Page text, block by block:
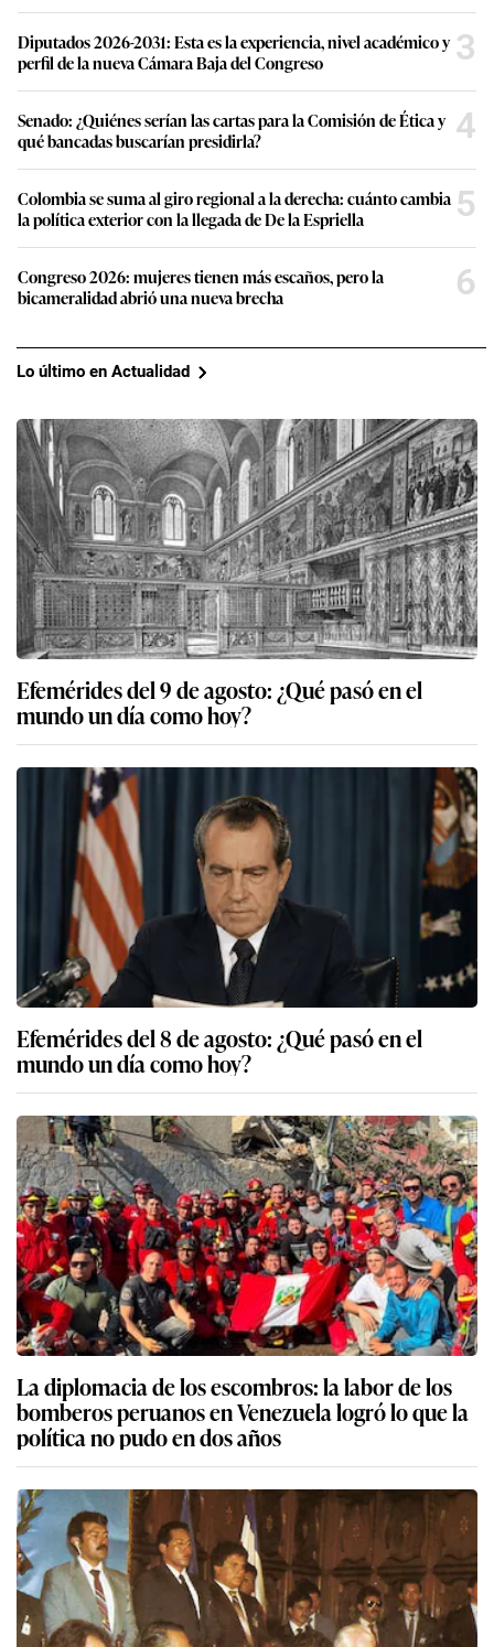
Diputados 2026-2031: Esta es la experiencia, nivel académico y
perfil de la nueva Cámara Baja del Congreso
3
Senado: ¿Quiénes serían las cartas para la Comisión de Ética y
qué bancadas buscarían presidirla?
4
Colombia se suma al giro regional a la derecha: cuánto cambia
la política exterior con la llegada de De la Espriella
5
Congreso 2026: mujeres tienen más escaños, pero la
bicameralidad abrió una nueva brecha
6
Lo último en Actualidad
Efemérides del 9 de agosto: ¿Qué pasó en el
mundo un día como hoy?
Efemérides del 8 de agosto: ¿Qué pasó en el
mundo un día como hoy?
La diplomacia de los escombros: la labor de los
bomberos peruanos en Venezuela logró lo que la
política no pudo en dos años